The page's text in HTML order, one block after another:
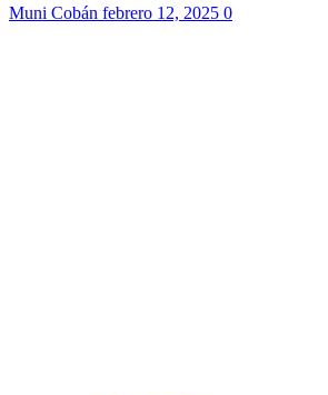
Muni Cobán febrero 12, 2025 0